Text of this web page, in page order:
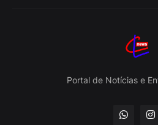
Portal de Notícias e